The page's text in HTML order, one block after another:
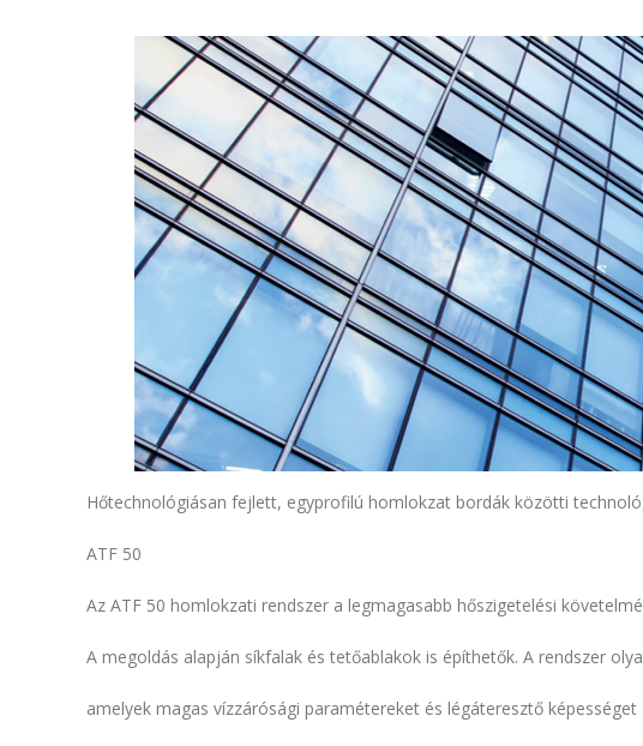
Hőtechnológiásan fejlett, egyprofilú homlokzat bordák közötti
ATF 50
Az ATF 50 homlokzati rendszer a legmagasabb hőszigetelési
A megoldás alapján síkfalak és tetőablakok is építhetők. A rendszer
amelyek magas vízzárósági paramétereket és légáteresztő